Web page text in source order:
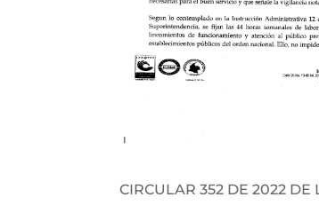
CIRCULAR 352 DE 2022 DE